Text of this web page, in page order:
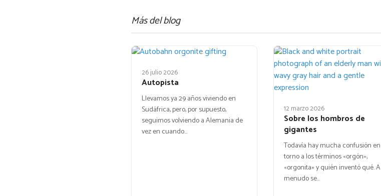
Más del blog
26 julio 2026
Autopista
Llevamos ya 29 años viviendo en
Sudáfrica, pero, por supuesto,
seguimos volviendo a Alemania de
vez en cuando…
12 marzo 2026
Sobre los hombros de
gigantes
Todavía hay mucha confusión en
torno a los términos «orgón»,
«orgonita» y quién inventó qué. A
menudo se…